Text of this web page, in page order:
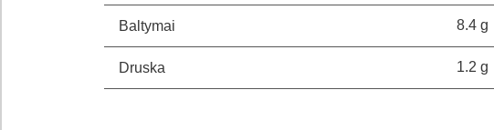
Baltymai 8.4 g
Druska 1.2 g